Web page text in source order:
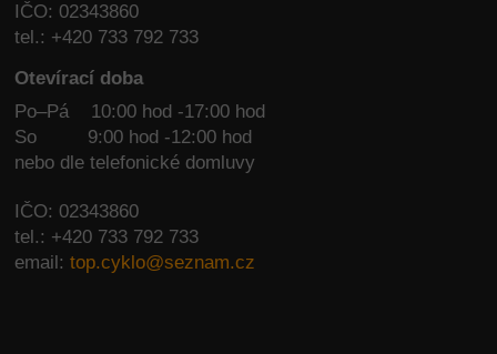
IČO: 02343860
tel.: +420 733 792 733
Otevírací doba
Po–Pá 10:00 hod -17:00 hod
So
9:00 hod -12:00 hod
nebo dle telefonické domluvy
IČO: 02343860
tel.: +420 733 792 733
email:top.cyklo@seznam.cz